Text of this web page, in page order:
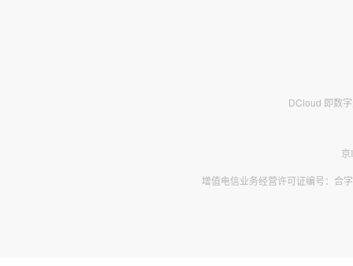
DCloud 即数
增值电信业务经营许可证编号：合